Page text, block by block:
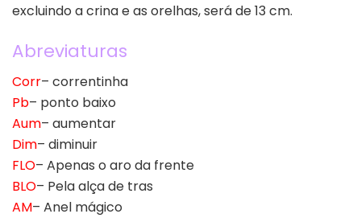
excluindo a crina e as orelhas, será de 13 cm.
Abreviaturas
Corr– correntinha
Pb– ponto baixo
Aum– aumentar
Dim– diminuir
FLO– Apenas o aro da frente
BLO– Pela alça de tras
AM– Anel mágico